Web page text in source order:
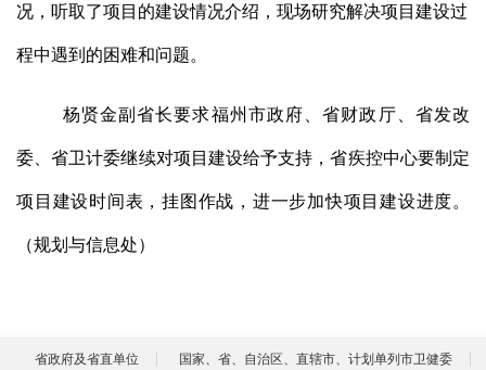
况，听取了项目的建设情况介绍，现场研究解决项目建设过
程中遇到的困难和问题。
杨贤金副省长要求福州市政府、省财政厅、省发改
委、省卫计委继续对项目 建设给予支持，省疾控中心要制定
项目 建设时间表， 挂图作战 ， 进一步加快项目建设进度。
（规划 与信息处）
省政府及省直单位 国家、省、自治区、直辖市、计划单列市卫健委